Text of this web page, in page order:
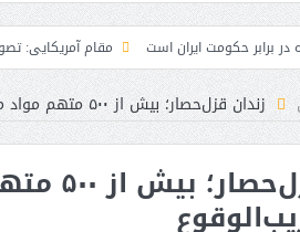
ایران است مقام آمریکایی: تصورِ بازنده
زندان قزل‌حصار؛ بیش از ۵۰۰ متهم مواد مخدر در خطر اعدام قریب‌الوقوع
زندان